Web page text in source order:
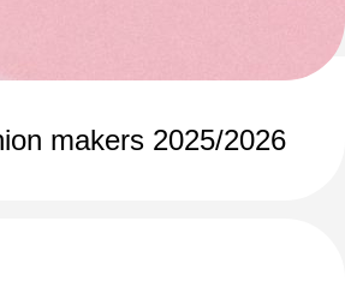
makers 2025/2026